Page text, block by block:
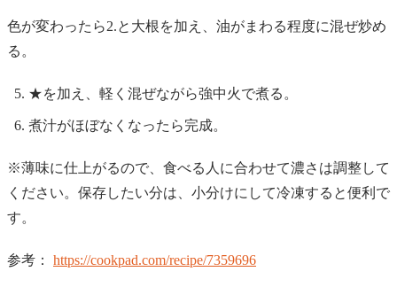
色が変わったら2.と大根を加え、油がまわる程度に混ぜ炒め
る。
★を加え、軽く混ぜながら強中火で煮る。
煮汁がほぼなくなったら完成。
※薄味に仕上がるので、食べる人に合わせて濃さは調整して
ください。保存したい分は、小分けにして冷凍すると便利で
す。
参考： https://cookpad.com/recipe/7359696